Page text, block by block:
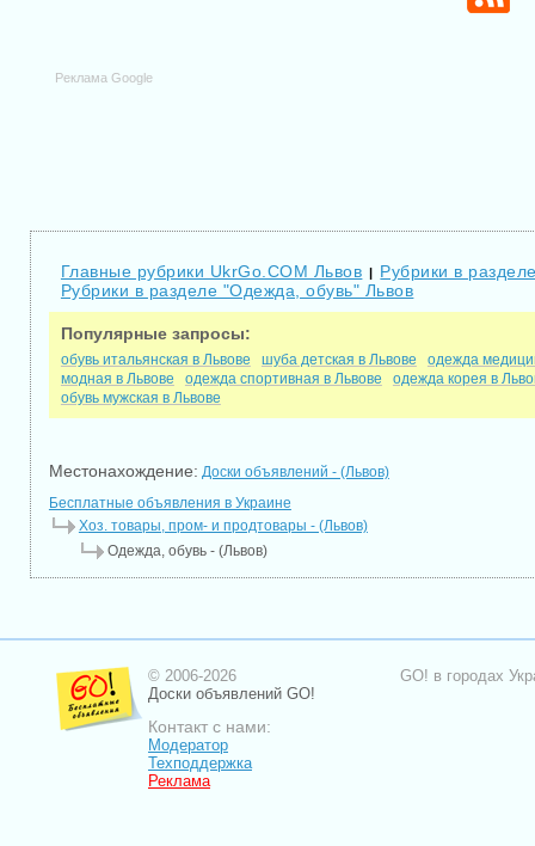
Реклама Google
Главные рубрики UkrGo.COM Львов | Рубрики в
Рубрики в разделе "Одежда, обувь" Львов
Популярные запросы:
обувь итальянская в Львове шуба детская в Львове
одежда
модная в Львове
одежда спортивная в Львове
одежда корея в
обувь мужская в Львове
Местонахождение: Доски объявлений - (Львов)
Бесплатные объявления в Украине
Хоз. товары, пром- и продтовары - (Львов)
Одежда, обувь - (Львов)
© 2006-2026
Доски объявлений GO!
Контакт с нами:
Модератор
Техподдержка
Реклама
GO! в городах